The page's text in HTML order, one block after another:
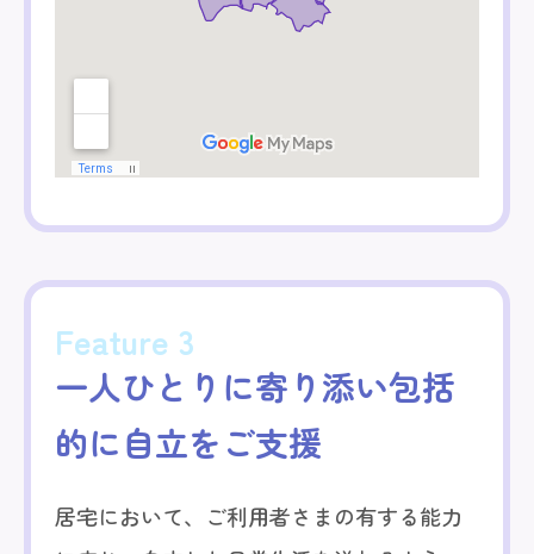
Feature 3
一人ひとりに寄り添い包括
的に自立をご支援
居宅において、ご利用者さまの有する能力